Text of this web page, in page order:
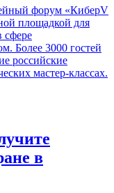
форум «КиберV
площадкой для
сфере
Более 3000 гостей
российские
мастер-классах.
в